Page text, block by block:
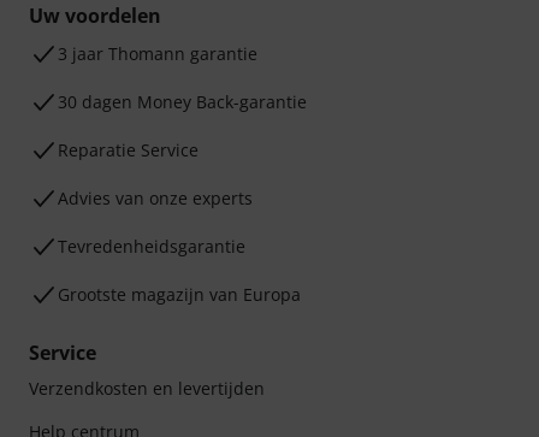
Uw voordelen
3 jaar Thomann garantie
30 dagen Money Back-garantie
Reparatie Service
Advies van onze experts
Tevredenheidsgarantie
Grootste magazijn van Europa
Service
Verzendkosten en levertijden
Help centrum